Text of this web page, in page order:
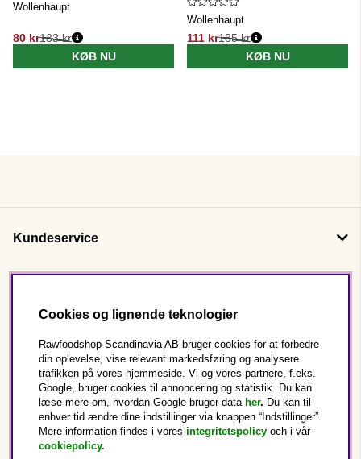
Wollenhaupt
80 kr
Normalpris:
133 kr
KØB NU
Wollenhaupt
111 kr
Normalpris:
185 kr
KØB NU
Kundeservice
Dette er Rawfoodshop
Danmark
Cookies og lignende teknologier
Rawfoodshop Scandinavia AB bruger cookies for at forbedre
din oplevelse, vise relevant markedsføring og analysere
trafikken på vores hjemmeside. Vi og vores partnere, f.eks.
Google, bruger cookies til annoncering og statistik. Du kan
læse mere om, hvordan Google bruger data her. Du kan til
enhver tid ændre dine indstillinger via knappen “Indstillinger”.
Mere information findes i vores integritetspolicy och i vår
cookiepolicy.